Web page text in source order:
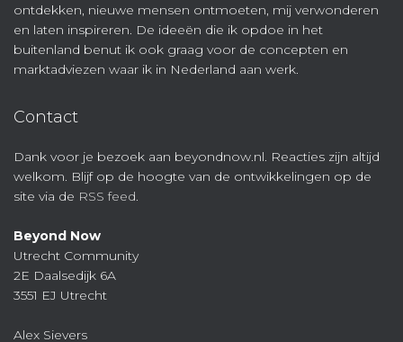
ontdekken, nieuwe mensen ontmoeten, mij verwonderen
en laten inspireren. De ideeën die ik opdoe in het
buitenland benut ik ook graag voor de concepten en
marktadviezen waar ik in Nederland aan werk.
Contact
Dank voor je bezoek aan beyondnow.nl. Reacties zijn altijd
welkom. Blijf op de hoogte van de ontwikkelingen op de
site via de RSS feed.
Beyond Now
Utrecht Community
2E Daalsedijk 6A
3551 EJ Utrecht
Alex Sievers